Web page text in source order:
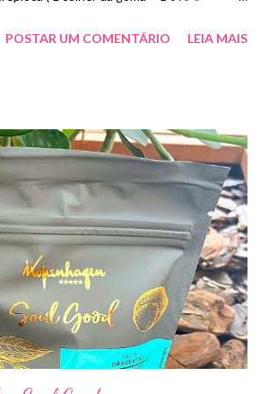
abdominal e cólica. Já tinha usado outra
POSTAR UM COMENTÁRIO LEIA MAIS